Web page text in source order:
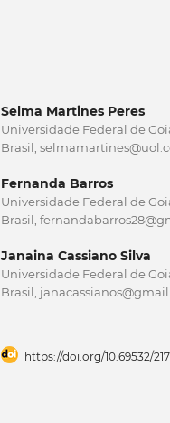
Selma Martines Peres
Universidade Federal de
Brasil,
Fernanda Barros
Universidade Federal de
Brasil,
Janaina Cassiano Silva
Universidade Federal de
Brasil,
https://doi.org/10.69532/